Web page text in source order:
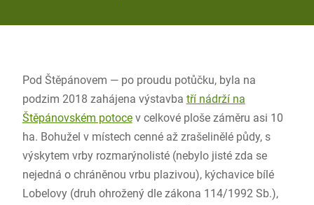
Pod Štěpánovem — po proudu potůčku, byla na
podzim 2018 zahájena výstavba tří nádrží na
Štěpánovském potocev celkové ploše záměru asi 10
ha. Bohužel v místech cenné až zrašelinělé půdy, s
výskytem vrby rozmarýnolisté (nebylo jisté zda se
nejedná o chráněnou vrbu plazivou), kýchavice bílé
Lobelovy (druh ohrožený dle zákona 114/1992 Sb.),